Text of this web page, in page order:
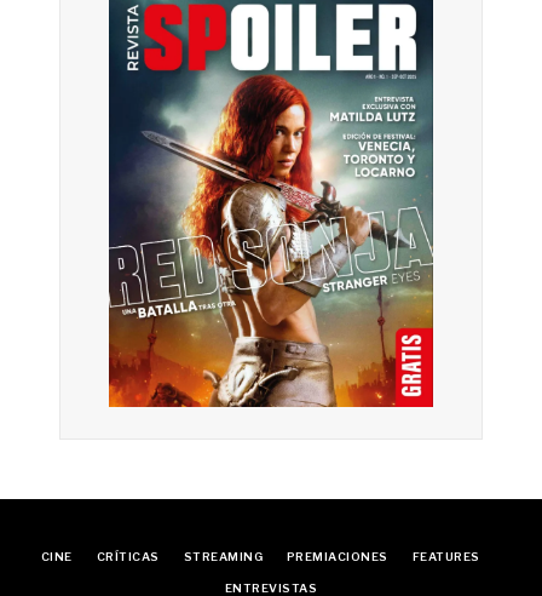
CINE CRÍTICAS STREAMING PREMIACIONES FEATURES
ENTREVISTAS